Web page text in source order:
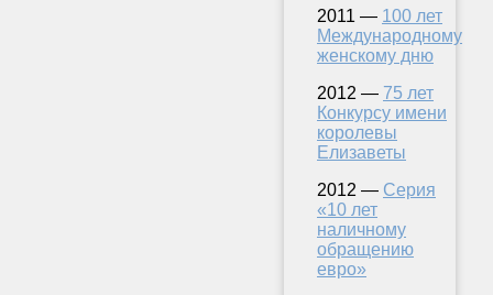
2011 — 100 лет
Международному
женскому дню
2012 — 75 лет
Конкурсу имени
королевы
Елизаветы
2012 — Серия
«10 лет
наличному
обращению
евро»